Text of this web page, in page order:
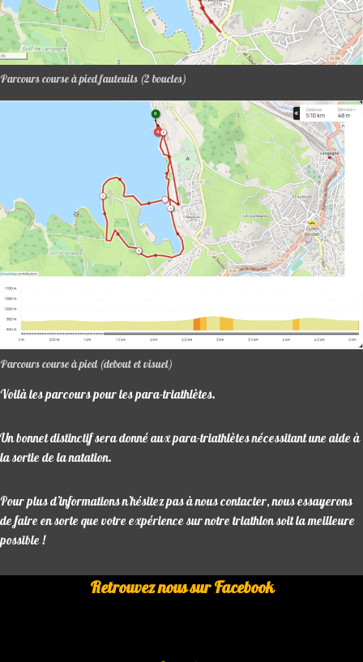
Parcours course à pied fauteuils (2 boucles)
Parcours course à pied (debout et visuel)
Voilà les parcours pour les para-triathlètes.
Un bonnet distinctif sera donné aux para-triathlètes nécessitant une aide à
la sortie de la natation.
Pour plus d’informations n’hésitez pas à nous contacter, nous essayerons
de faire en sorte que votre expérience sur notre triathlon soit la meilleure
possible !
Retrouvez nous sur Facebook